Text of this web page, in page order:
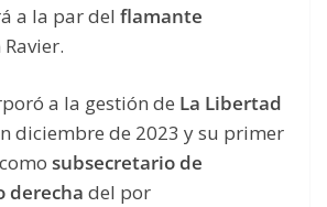
a la par del flamante
a la gestión de La Libertad
diciembre de 2023 y su primer
subsecretario de
derecha del por